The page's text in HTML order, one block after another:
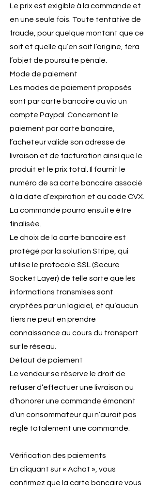
Le prix est exigible à la commande et
en une seule fois. Toute tentative de
fraude, pour quelque montant que ce
soit et quelle qu’en soit l’origine, fera
l’objet de poursuite pénale.
Mode de paiement
Les modes de paiement proposés
sont par carte bancaire ou via un
compte Paypal. Concernant le
paiement par carte bancaire,
l’acheteur valide son adresse de
livraison et de facturation ainsi que le
produit et le prix total. Il fournit le
numéro de sa carte bancaire associé
à la date d’expiration et au code CVX.
La commande pourra ensuite être
finalisée.
Le choix de la carte bancaire est
protégé par la solution Stripe, qui
utilise le protocole SSL (Secure
Socket Layer) de telle sorte que les
informations transmises sont
cryptées par un logiciel, et qu’aucun
tiers ne peut en prendre
connaissance au cours du transport
sur le réseau.
Défaut de paiement
Le vendeur se réserve le droit de
refuser d’effectuer une livraison ou
d’honorer une commande émanant
d’un consommateur qui n’aurait pas
réglé totalement une commande.
Vérification des paiements
En cliquant sur « Achat », vous
confirmez que la carte bancaire vous